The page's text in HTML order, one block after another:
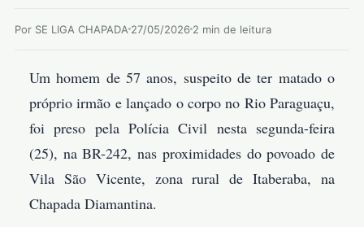
Por SE LIGA CHAPADA 27/05/2026 2 min de leitura
Um homem de 57 anos, suspeito de ter matado o
próprio irmão e lançado o corpo no Rio Paraguaçu,
foi preso pela Polícia Civil nesta segunda-feira
(25), na BR-242, nas proximidades do povoado de
Vila São Vicente, zona rural de Itaberaba, na
Chapada Diamantina.